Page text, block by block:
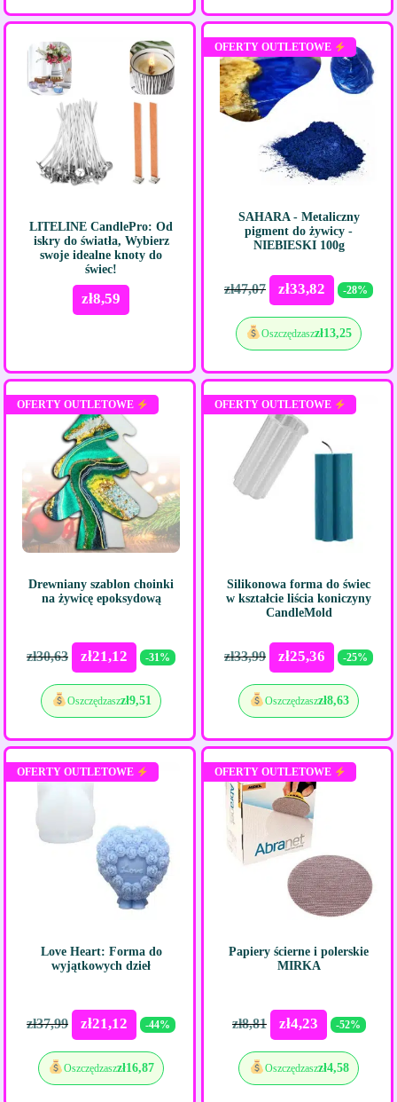
LITELINE CandlePro: Od
iskry do światła, Wybierz
swoje idealne knoty do
świec!
zł8,59
OFERTY OUTLETOWE
SAHARA - Metaliczny
pigment do żywicy -
NIEBIESKI 100g
zł47,07 zł33,82 -28%
Oszczędzaszzł13,25
OFERTY OUTLETOWE
Drewniany szablon choinki
na żywicę epoksydową
zł30,63 zł21,12 -31%
Oszczędzaszzł9,51
OFERTY OUTLETOWE
Silikonowa forma do świec
w kształcie liścia koniczyny
CandleMold
zł33,99 zł25,36 -25%
Oszczędzaszzł8,63
OFERTY OUTLETOWE
Love Heart: Forma do
wyjątkowych dzieł
zł37,99 zł21,12 -44%
Oszczędzaszzł16,87
OFERTY OUTLETOWE
Papiery ścierne i polerskie
MIRKA
zł8,81 zł4,23 -52%
Oszczędzaszzł4,58